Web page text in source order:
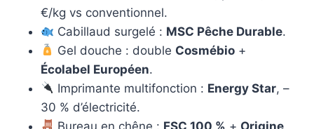
€/kg vs conventionnel.
Cabillaud surgelé : MSC Pêche Durable.
Gel douche : double Cosmébio +
Écolabel Européen.
Imprimante multifonction : Energy Star, –
30 % d’électricité.
Bureau en chêne : FSC 100 % + Origine